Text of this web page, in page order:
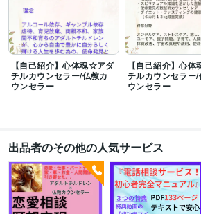
【自己紹介】心体魂☆アダ
チルカウンセラー/仏教カ
ウンセラー
【自己紹介】心
チルカウンセラー/
ウンセラー
出品者のその他の人気サービス